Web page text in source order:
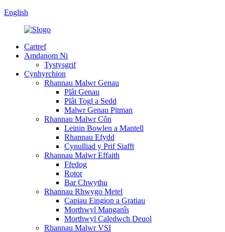
English
Cartref
Amdanom Ni
Tystysgrif
Cynhyrchion
Rhannau Malwr Genau
Plât Genau
Plât Togl a Sedd
Malwr Genau Pitman
Rhannau Malwr Côn
Leinin Bowlen a Mantell
Rhannau Efydd
Cynulliad y Prif Siafft
Rhannau Malwr Effaith
Ffedog
Rotor
Bar Chwythu
Rhannau Rhwygo Metel
Capiau Eingion a Gratiau
Morthwyl Manganîs
Morthwyl Caledwch Deuol
Rhannau Malwr VSI